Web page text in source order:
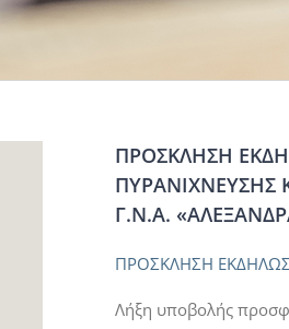
ΠΡΟΣΚΛΗΣΗ
ΠΥΡΑΝΙΧΝΕΥΣΗΣ
Γ.Ν.A.
ΠΡΟΣΚΛΗΣΗ
Λήξη υποβολής